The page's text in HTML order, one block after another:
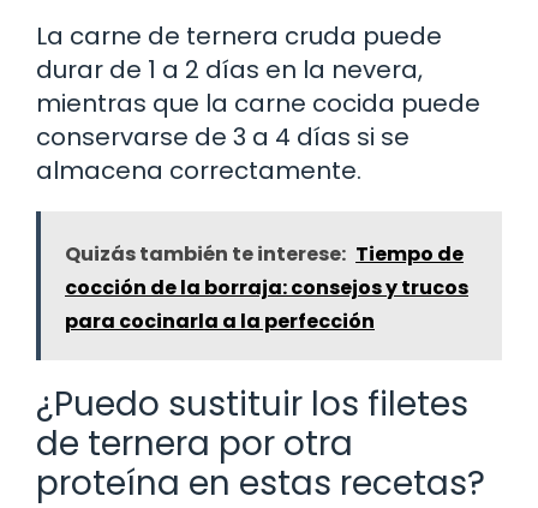
La carne de ternera cruda puede
durar de 1 a 2 días en la nevera,
mientras que la carne cocida puede
conservarse de 3 a 4 días si se
almacena correctamente.
Quizás también te interese: Tiempo de
cocción de la borraja: consejos y trucos
para cocinarla a la perfección
¿Puedo sustituir los filetes
de ternera por otra
proteína en estas recetas?